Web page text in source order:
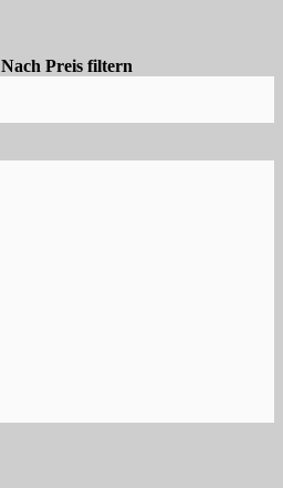
Nach Preis filtern